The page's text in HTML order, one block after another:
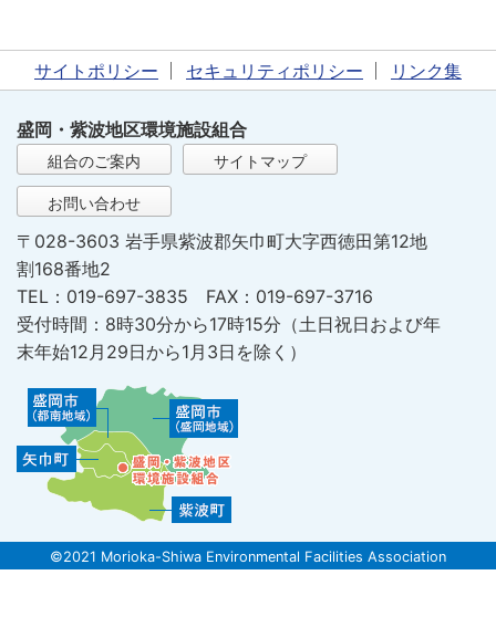
サイトポリシー セキュリティポリシー リンク集
盛岡・紫波地区環境施設組合
組合のご案内 サイトマップ
お問い合わせ
〒028-3603 岩手県紫波郡矢巾町大字西徳田第12地
割168番地2
TEL：019-697-3835 FAX：019-697-3716
受付時間：8時30分から17時15分（土日祝日および年
末年始12月29日から1月3日を除く）
©2021 Morioka-Shiwa Environmental Facilities Association